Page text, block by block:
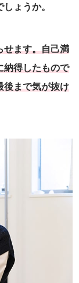
ょうか。
せます。自己満
納得したもので
後まで気が抜け